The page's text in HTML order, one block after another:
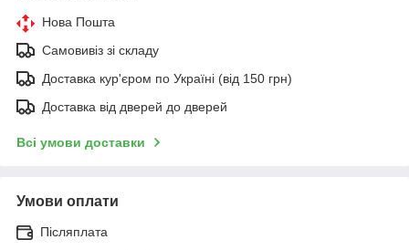
Нова Пошта
Самовивіз зі складу
Доставка кур'єром по Україні (від 150 грн)
Доставка від дверей до дверей
Всі умови доставки
Умови оплати
Післяплата